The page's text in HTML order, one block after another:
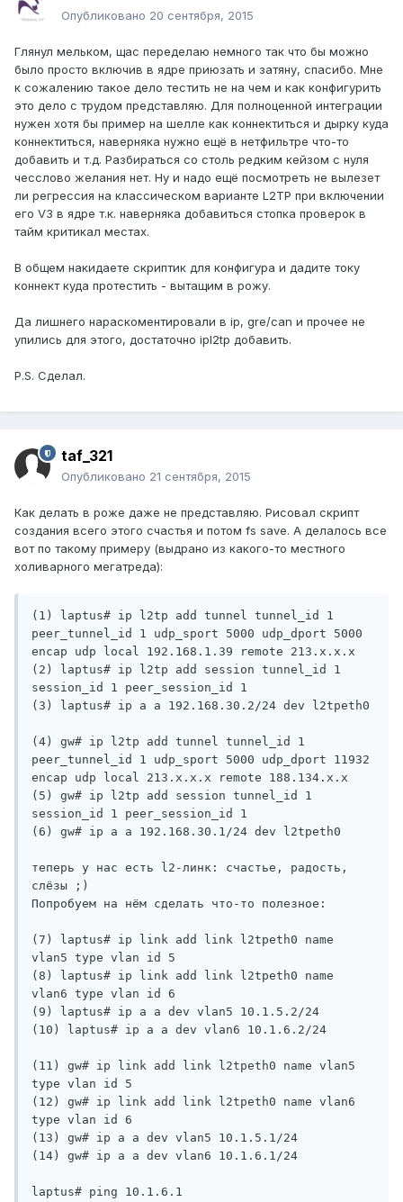
Опубликовано 20 сентября, 2015
Глянул мельком, щас переделаю немного так что бы можно
было просто включив в ядре приюзать и затяну, спасибо. Мне
к сожалению такое дело тестить не на чем и как конфигурить
это дело с трудом представляю. Для полноценной интеграции
нужен хотя бы пример на шелле как коннектиться и дырку куда
коннектиться, наверняка нужно ещё в нетфильтре что-то
добавить и т.д. Разбираться со столь редким кейзом с нуля
чесслово желания нет. Ну и надо ещё посмотреть не вылезет
ли регрессия на классическом варианте L2TP при включении
его V3 в ядре т.к. наверняка добавиться стопка проверок в
тайм критикал местах.
В общем накидаете скриптик для конфигура и дадите току
коннект куда протестить - вытащим в рожу.
Да лишнего нараскоментировали в ip, gre/can и прочее не
упились для этого, достаточно ipl2tp добавить.
P.S. Сделал.
taf_321
Опубликовано 21 сентября, 2015
Как делать в роже даже не представляю. Рисовал скрипт
создания всего этого счастья и потом fs save. А делалось все
вот по такому примеру (выдрано из какого-то местного
холиварного мегатреда):
(1) laptus# ip l2tp add tunnel tunnel_id 1
peer_tunnel_id 1 udp_sport 5000 udp_dport 5000
encap udp local 192.168.1.39 remote 213.x.x.x
(2) laptus# ip l2tp add session tunnel_id 1
session_id 1 peer_session_id 1
(3) laptus# ip a a 192.168.30.2/24 dev l2tpeth0
(4) gw# ip l2tp add tunnel tunnel_id 1
peer_tunnel_id 1 udp_sport 5000 udp_dport 11932
encap udp local 213.x.x.x remote 188.134.x.x
(5) gw# ip l2tp add session tunnel_id 1
session_id 1 peer_session_id 1
(6) gw# ip a a 192.168.30.1/24 dev l2tpeth0
теперь у нас есть l2-линк: счастье, радость,
слёзы ;)
Попробуем на нём сделать что-то полезное:
(7) laptus# ip link add link l2tpeth0 name
vlan5 type vlan id 5
(8) laptus# ip link add link l2tpeth0 name
vlan6 type vlan id 6
(9) laptus# ip a a dev vlan5 10.1.5.2/24
(10) laptus# ip a a dev vlan6 10.1.6.2/24
(11) gw# ip link add link l2tpeth0 name vlan5
type vlan id 5
(12) gw# ip link add link l2tpeth0 name vlan6
type vlan id 6
(13) gw# ip a a dev vlan5 10.1.5.1/24
(14) gw# ip a a dev vlan6 10.1.6.1/24
laptus# ping 10.1.6.1